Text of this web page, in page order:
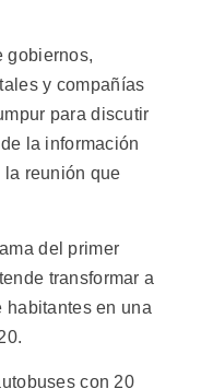
gobiernos,
y compañías
para discutir
la información
reunión que
del primer
transformar a
habitantes en una
con 20